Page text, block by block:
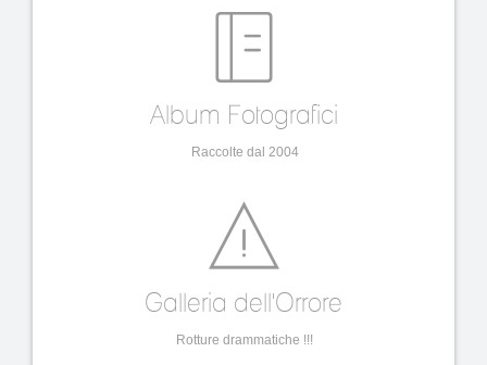
Album Fotografici
Raccolte dal 2004
Galleria dell'Orrore
Rotture drammatiche !!!